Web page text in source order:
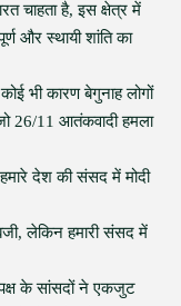
चाहता है, इस क्षेत्र में
और स्थायी शांति का
भी कारण बेगुनाह लोगों
26/11 आतंकवादी हमला
देश की संसद में मोदी
लेकिन हमारी संसद में
के सांसदों ने एकजुट